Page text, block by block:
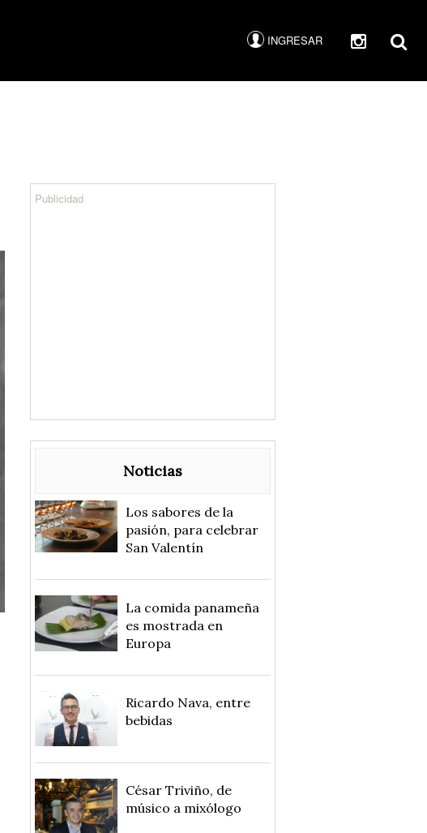
Noticias
Los sabores de la
pasión, para celebrar
San Valentín
La comida panameña
es mostrada en
Europa
Ricardo Nava, entre
bebidas
César Triviño, de
músico a mixólogo